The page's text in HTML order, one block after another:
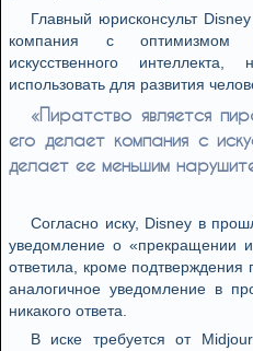
Главный юрисконсульт
компания с оптимизмом
искусственного
использовать для развития
«Пиратство является
его делает компания с
делает ее меньшим
Согласно иску, Disney в
уведомление о «прекращении
ответила, кроме
аналогичное уведомление в
никакого ответа.
В иске требуется от